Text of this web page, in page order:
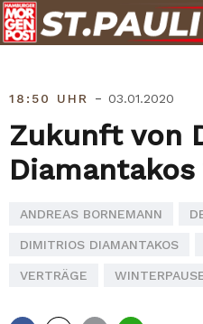
Skip
to
18:50 UHR - 03.01.2020
Zukunft von
ANDREAS BORNEMANN
DIMITRIOS DIAMANTAKOS
VERTRÄGE